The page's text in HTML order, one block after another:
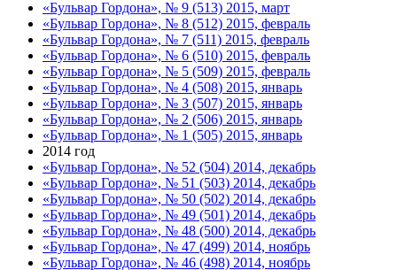
«Бульвар Гордона», № 9 (513) 2015, март
«Бульвар Гордона», № 8 (512) 2015, февраль
«Бульвар Гордона», № 7 (511) 2015, февраль
«Бульвар Гордона», № 6 (510) 2015, февраль
«Бульвар Гордона», № 5 (509) 2015, февраль
«Бульвар Гордона», № 4 (508) 2015, январь
«Бульвар Гордона», № 3 (507) 2015, январь
«Бульвар Гордона», № 2 (506) 2015, январь
«Бульвар Гордона», № 1 (505) 2015, январь
2014 год
«Бульвар Гордона», № 52 (504) 2014, декабрь
«Бульвар Гордона», № 51 (503) 2014, декабрь
«Бульвар Гордона», № 50 (502) 2014, декабрь
«Бульвар Гордона», № 49 (501) 2014, декабрь
«Бульвар Гордона», № 48 (500) 2014, декабрь
«Бульвар Гордона», № 47 (499) 2014, ноябрь
«Бульвар Гордона», № 46 (498) 2014, ноябрь